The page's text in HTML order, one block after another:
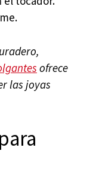
ofrece
las joyas